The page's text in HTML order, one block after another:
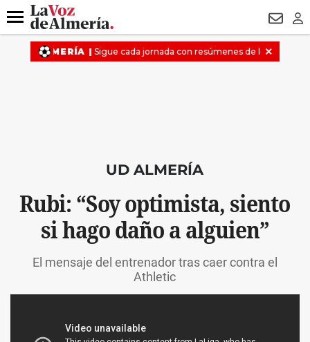
DESTACADO DRON UDA
Menú
UD ALMERÍA
Rubi: “Soy optimista, siento
si hago daño a alguien”
El mensaje del entrenador tras caer contra el
Athletic